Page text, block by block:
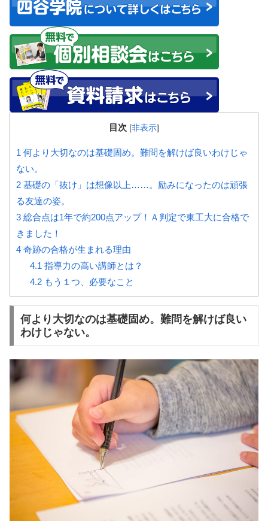
目次 [非表示]
1 何より大切なのは基礎固め。難問を解けば良いわけじゃ
ない。
2 基礎の「抜け」は想像以上……。励みになったのは頑張
る友達の姿。
3 総合点は1年で約200点アップ！Ａ判定で東工大に合格で
きました！
4 奇跡の合格が生まれる理由
4.1 指導力の高い講師とは？
4.2もう１つ、必要なこと
何より大切なのは基礎固め。難問を解けば良い
わけじゃない。